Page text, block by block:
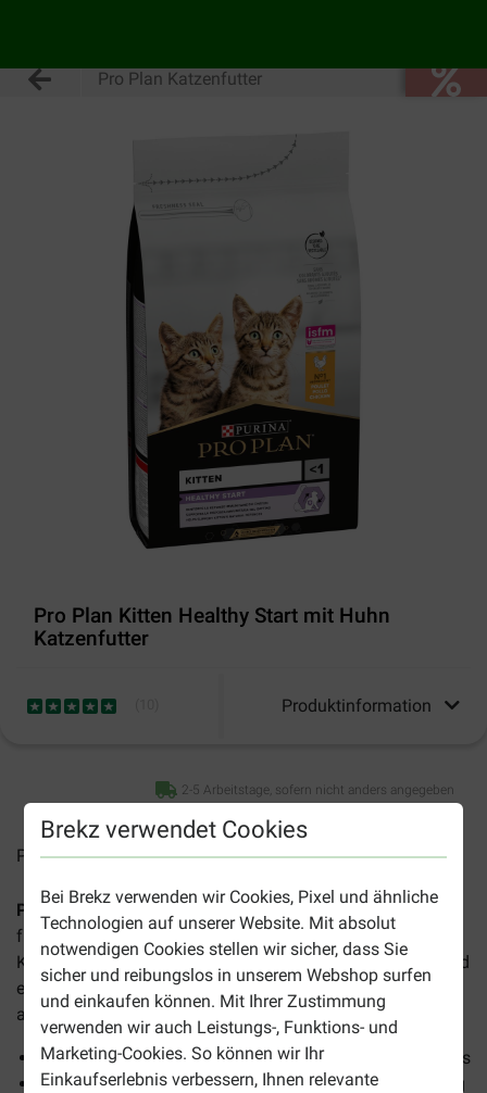
Brekz verwendet Cookies
Bei Brekz verwenden wir Cookies, Pixel und ähnliche
Technologien auf unserer Website. Mit absolut
notwendigen Cookies stellen wir sicher, dass Sie
sicher und reibungslos in unserem Webshop surfen
und einkaufen können. Mit Ihrer Zustimmung
verwenden wir auch Leistungs-, Funktions- und
Marketing-Cookies. So können wir Ihr
Einkaufserlebnis verbessern, Ihnen relevante
Pro Plan Katzenfutter
Pro Plan Kitten Healthy Start mit Huhn
Katzenfutter
Produktinformation
2-5 Arbeitstage, sofern nicht anders angegeben
Preise inkl. MwSt zzgl.Versandkosten
Pro Plan Kitten Healthy Start mit Huhn Katzenfuttersorgt
für einen gesunden Start Ihres Kätzchens. Dieses
Komplettfutter ist für Kätzchen bis 12 Monate geeignet und
enthält alle notwendigen Stoffe, um gesund und kräftig
aufzuwachsen.
Enthält Kolostrum zur Unterstützung des Immunsystems
Mit DHA für gutes Sehvermögen und Gehirnentwicklung